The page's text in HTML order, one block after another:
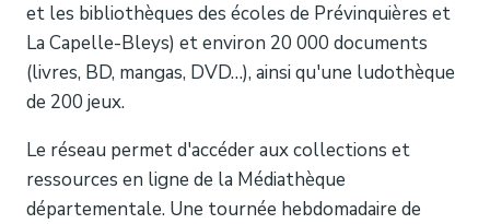
et les bibliothèques des écoles de Prévinquières et
La Capelle-Bleys) et environ 20 000 documents
(livres, BD, mangas, DVD…), ainsi qu'une ludothèque
de 200 jeux.
Le réseau permet d'accéder aux collections et
ressources en ligne de la Médiathèque
départementale. Une tournée hebdomadaire de